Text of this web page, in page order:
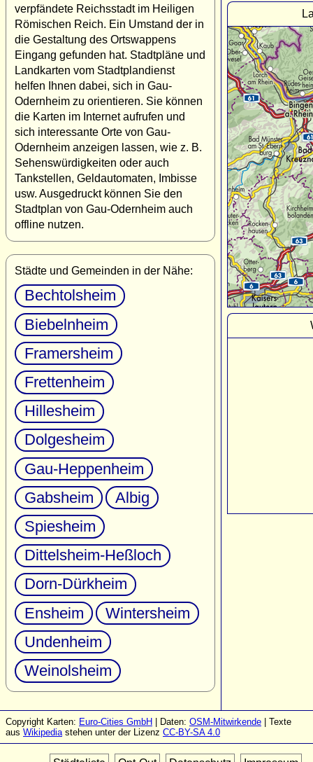
verpfändete Reichsstadt im Heiligen
Römischen Reich. Ein Umstand der in
die Gestaltung des Ortswappens
Eingang gefunden hat. Stadtpläne und
Landkarten vom Stadtplandienst
helfen Ihnen dabei, sich in Gau-
Odernheim zu orientieren. Sie können
die Karten im Internet aufrufen und
sich interessante Orte von Gau-
Odernheim anzeigen lassen, wie z. B.
Sehenswürdigkeiten oder auch
Tankstellen, Geldautomaten, Imbisse
usw. Ausgedruckt können Sie den
Stadtplan von Gau-Odernheim auch
offline nutzen.
Städte und Gemeinden in der Nähe:
Bechtolsheim
Biebelnheim
Framersheim
Frettenheim
Hillesheim
Dolgesheim
Gau-Heppenheim
Gabsheim
Albig
Spiesheim
Dittelsheim-Heßloch
Dorn-Dürkheim
Ensheim
Wintersheim
Undenheim
Weinolsheim
Copyright Karten: Euro-Cities GmbH | Daten: OSM-Mitwirkende | Texte
aus Wikipediastehen unter der Lizenz CC-BY-SA 4.0